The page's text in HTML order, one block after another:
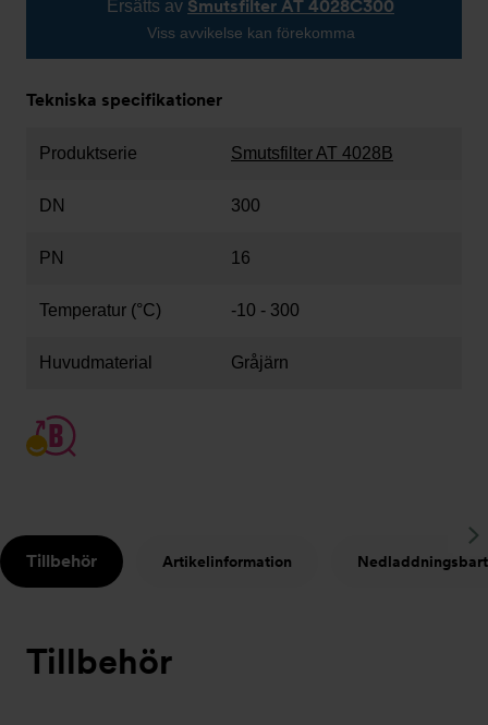
Ersätts av Smutsfilter AT 4028C300
Viss avvikelse kan förekomma
Tekniska specifikationer
Produktserie Smutsfilter AT 4028B
DN 300
PN 16
Temperatur (°C) -10 - 300
Huvudmaterial Gråjärn
Tillbehör Artikelinformation Nedladdningsbart
Tillbehör